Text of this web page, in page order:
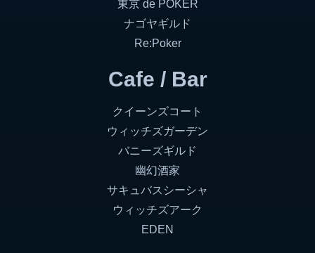
東京 de POKER
ナゴヤギルド
Re:Poker
Cafe / Bar
クイーンズコート
ウィッチズガーデン
バニーズギルド
幽幻酒家
サキュバスシーシャ
ウィッチズアーク
EDEN